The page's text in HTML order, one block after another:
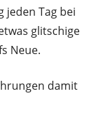
jeden Tag bei
glitschige
Neue.
damit